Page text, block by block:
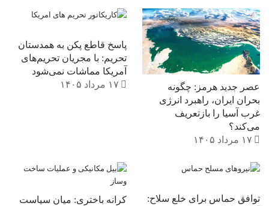
عصر جدید هرمز: چگونه
بحران ایران، راهبرد انرژی
غرب آسیا را بازتعریف
می‌کند؟
۱۷ مرداد ۱۴۰۵
پاسخ قاطع پکن به همدستان
تحریم: با مجریان تحریم‌های
آمریکا مماشات نمی‌شود
۱۷ مرداد ۱۴۰۵
توافق حماس برای خلع سلاح:
کرانه باختری: میان سیاست